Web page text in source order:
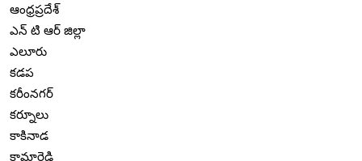
ఆంధ్రప్రదేశ్
ఎన్ టి ఆర్ జిల్లా
ఎలూరు
కడప
కరీంనగర్
కర్నూలు
కాకినాడ
కామారెడ్డి